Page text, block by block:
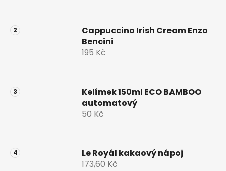
Cappuccino Irish Cream Enzo
Bencini
195 Kč
Kelímek 150ml ECO BAMBOO
automatový
50 Kč
Le Royál kakaový nápoj
173,60 Kč